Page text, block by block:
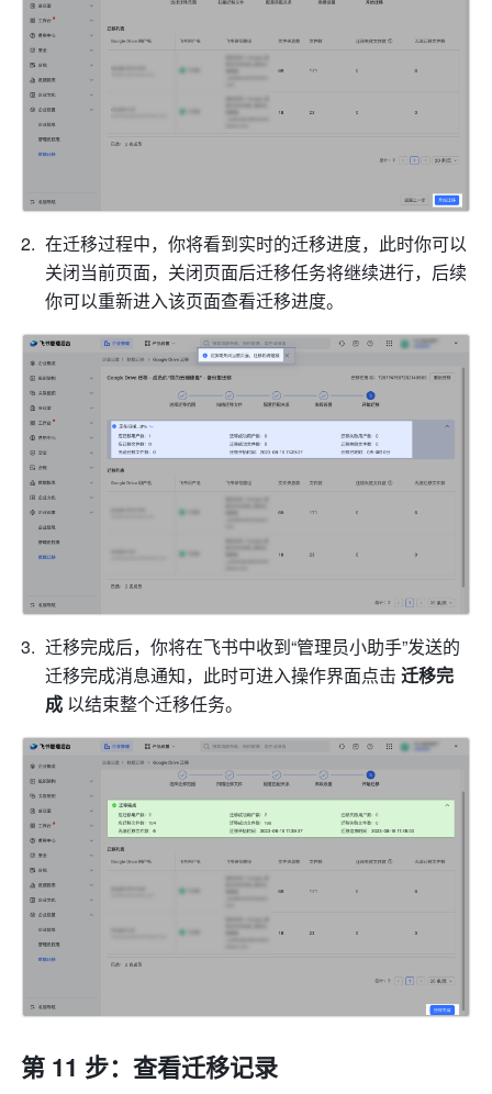
在迁移过程中，你将看到实时的迁移进度，此时你可以
关闭当前页面，关闭页面后迁移任务将继续进行，后续
你可以重新进入该页面查看迁移进度。
迁移完成后，你将在飞书中收到“管理员小助手”发送的
迁移完成消息通知，此时可进入操作界面点击 迁移完
成 以结束整个迁移任务。
第 11 步：查看迁移记录